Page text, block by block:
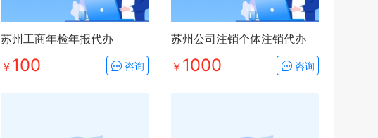
苏州工商年检年报代办
￥ 100 咨询
苏州公司注销个体注销代办
￥ 1000 咨询